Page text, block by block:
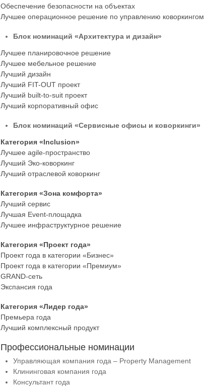
Обеспечение безопасности на объектах
Лучшее операционное решение по управлению коворкингом
Блок номинаций «Архитектура и дизайн»
Лучшее планировочное решение
Лучшее мебельное решение
Лучший дизайн
Лучший FIT-OUT проект
Лучший built-to-suit проект
Лучший корпоративный офис
Блок номинаций «Сервисные офисы и коворкинги»
Категория «Inclusion»
Лучшее agile-пространство
Лучший Эко-коворкинг
Лучший отраслевой коворкинг
Категория «Зона комфорта»
Лучший сервис
Лучшая Event-площадка
Лучшее инфраструктурное решение
Категория «Проект года»
Проект года в категории «Бизнес»
Проект года в категории «Премиум»
GRAND-сеть
Экспансия года
Категория «Лидер года»
Премьера года
Лучший комплексный продукт
Профессиональные номинации
Управляющая компания года – Property Management
Клининговая компания года
Консультант года